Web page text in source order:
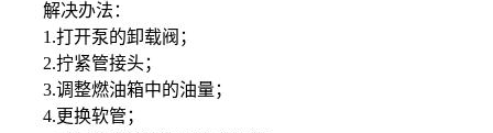
解决办法：
1.打开泵的卸载阀；
2.拧紧管接头；
3.调整燃油箱中的油量；
4.更换软管；